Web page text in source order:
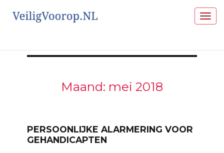
Maand: mei 2018
PERSOONLIJKE ALARMERING VOOR
GEHANDICAPTEN